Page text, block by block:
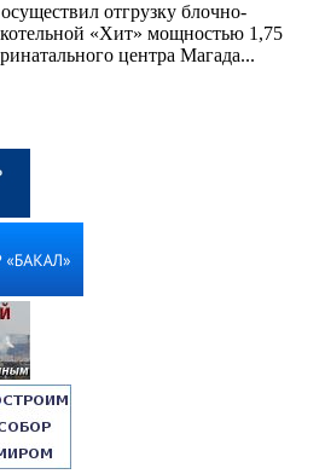
отгрузку блочно-
«Хит» мощностью 1,75
центра Магада...